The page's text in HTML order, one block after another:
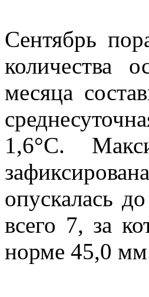
Сентябрь
количества
месяца
1,6°С.
опускалась
всего 7, за
норме 45,0